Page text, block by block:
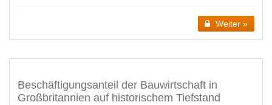
Weiter »
Beschäftigungsanteil der Bauwirtschaft in
Großbritannien auf historischem Tiefstand